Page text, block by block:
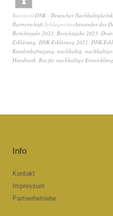
KategorieDNK - Deutscher
Partnerschaft SchlagwörterAnwender des
Berichtsjahr 2021 Berichtsjahr 2023
Erklärung DNK-Erklärung 2021 DNK-
Kundenbefragung nachhaltig
Handwerk Rat für nachhaltige Entwicklung
Info
Kontakt
Impressum
Partnerbetriebe